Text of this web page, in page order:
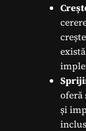
oferă
și